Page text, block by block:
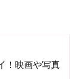
！映画や写真